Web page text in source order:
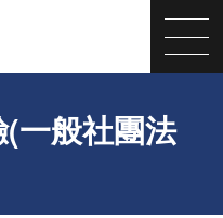
一般社團法